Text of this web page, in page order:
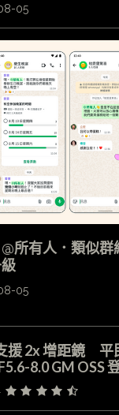
05
@所有人．類似
05
援 2x 增距鏡 平
8.0 GM OSS